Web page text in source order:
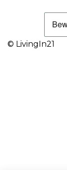
© LivingIn21